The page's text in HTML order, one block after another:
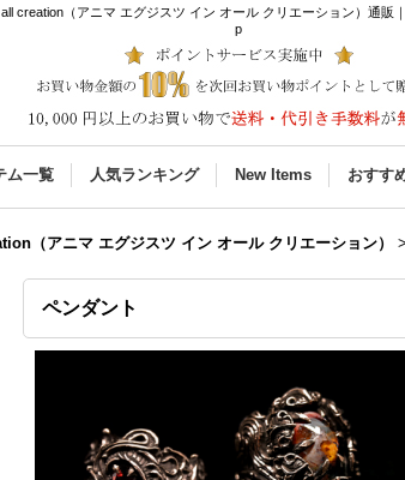
creation（アニマ エグジスツ イン オール クリエーション）通
p
ム一覧 人気ランキング New Items おすす
（アニマ エグジスツ イン オール クリエーション） >
ペンダント